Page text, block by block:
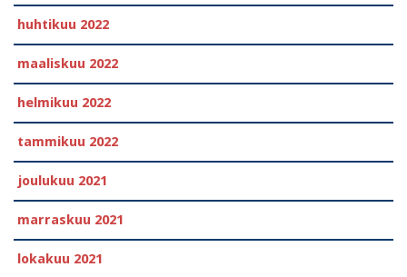
huhtikuu 2022
maaliskuu 2022
helmikuu 2022
tammikuu 2022
joulukuu 2021
marraskuu 2021
lokakuu 2021